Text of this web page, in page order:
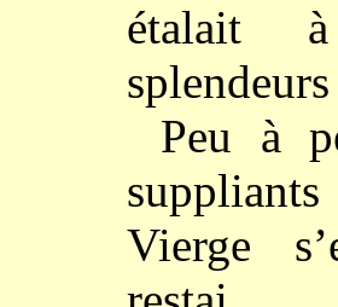
étalait
Peu à
Vierge